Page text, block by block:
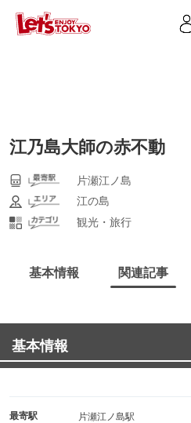
江乃島大師の赤不動
片瀬江ノ島
江の島
観光・旅行
基本情報 関連記事
基本情報
最寄駅 片瀬江ノ島駅